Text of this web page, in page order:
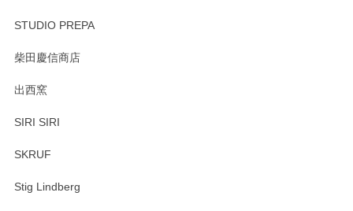
STUDIO PREPA
柴田慶信商店
出西窯
SIRI SIRI
SKRUF
Stig Lindberg